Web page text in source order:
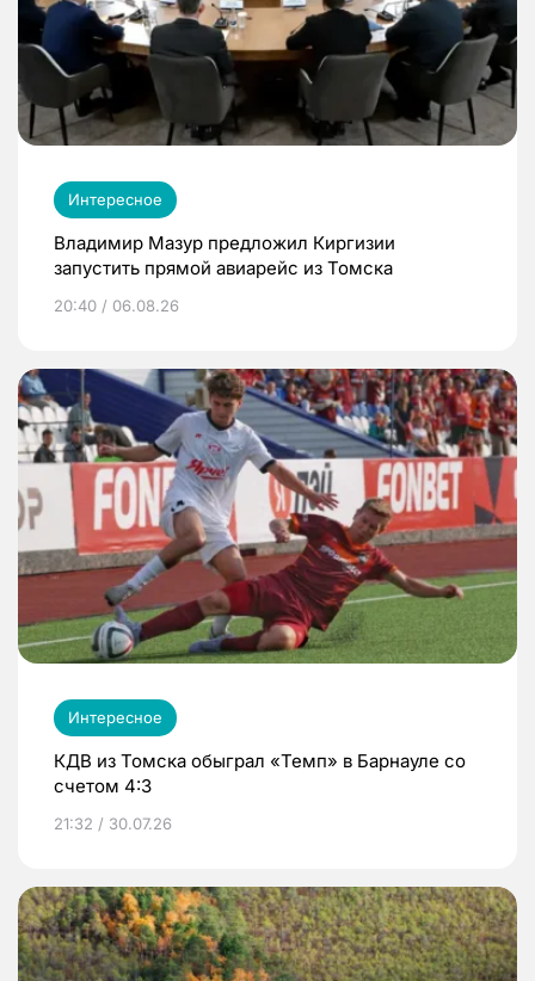
Интересное
Владимир Мазур предложил Киргизии
запустить прямой авиарейс из Томска
20:40 / 06.08.26
Интересное
КДВ из Томска обыграл «Темп» в Барнауле со
счетом 4:3
21:32 / 30.07.26